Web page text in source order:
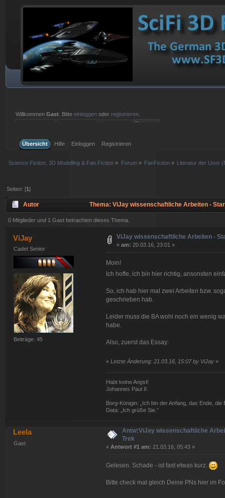
WillkommenGast . Bitteeinloggen oder registrieren
Übersicht
Hilfe Einloggen Registrieren
Science Fiction, 3D Modelling & Fan Fiction » Forum» FanFiction » Literatur der User
Seiten: [1]
Autor Thema: ViJay wissenschaftliche Arbeiten -
0 Mitglieder und 1 Gast betrachten dieses Thema.
ViJay
Cadet Senior
Beiträge: 45
ViJay wissenschaftliche Arbeiten -
«am: 20.03.16, 23:01 »
Moin!
Ich hoffe, ich bin hier richtig, ansonsten
So, ich hab hier mal zwei Arbeiten bzw.
geschrieben hab.
Leider muss die BA wohl noch ein wenig
habe.
Also, zuerst das Essay:
« Letzte Änderung: 21.03.16, 15:07 by ViJay»
Habt keine Angst!
Johannes Paul II.
Borg-Königin: „Ich bin der Anfang, das Ende, die
Data: „Ich grüße Sie.”
Leela
Gast
Antw:ViJay wissenschaftliche
Trek
« Antwort #1 am: 21.03.16, 05:43 »
Gelesen. Schade - ist fast etwas kurz.
Bitte check mal gleich Deine PNs hier im